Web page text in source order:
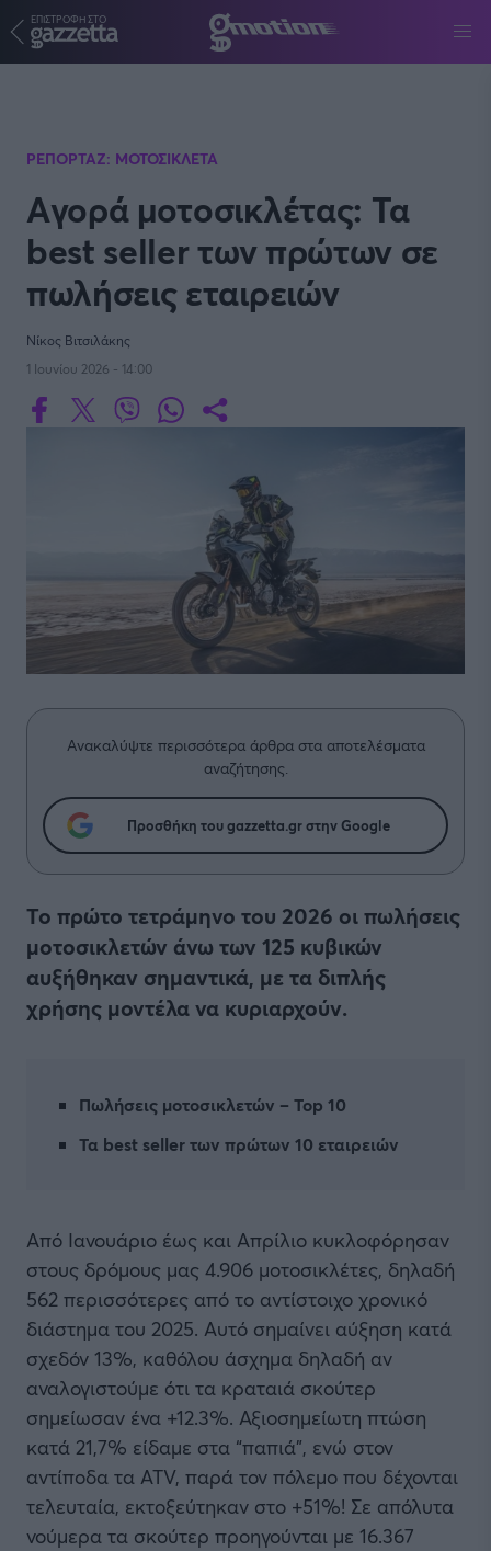
ΕΠΙΣΤΡΟΦΗ ΣΤΟ
ΡΕΠΟΡΤΑΖ: ΜΟΤΟΣΙΚΛΕΤΑ
Aγορά μοτοσικλέτας: Τα
best seller των πρώτων σε
πωλήσεις εταιρειών
Νίκος Βιτσιλάκης
1 Ιουνίου 2026 - 14:00
Ανακαλύψτε περισσότερα άρθρα στα αποτελέσματα
αναζήτησης.
Προσθήκη του gazzetta.gr στην Google
Το πρώτο τετράμηνο του 2026 οι πωλήσεις
μοτοσικλετών άνω των 125 κυβικών
αυξήθηκαν σημαντικά, με τα διπλής
χρήσης μοντέλα να κυριαρχούν.
Πωλήσεις μοτοσικλετών – Τοp 10
Τα best seller των πρώτων 10 εταιρειών
Από Ιανουάριο έως και Απρίλιο κυκλοφόρησαν
στους δρόμους μας 4.906 μοτοσικλέτες, δηλαδή
562 περισσότερες από το αντίστοιχο χρονικό
διάστημα του 2025. Αυτό σημαίνει αύξηση κατά
σχεδόν 13%, καθόλου άσχημα δηλαδή αν
αναλογιστούμε ότι τα κραταιά σκούτερ
σημείωσαν ένα +12.3%. Αξιοσημείωτη πτώση
κατά 21,7% είδαμε στα “παπιά”, ενώ στον
αντίποδα τα ATV, παρά τον πόλεμο που δέχονται
τελευταία, εκτοξεύτηκαν στο +51%! Σε απόλυτα
νούμερα τα σκούτερ προηγούνται με 16.367